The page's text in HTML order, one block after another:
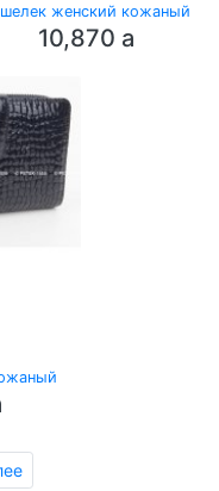
женский кожаный
10,870 a